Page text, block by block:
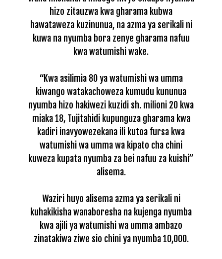
hizo zitauzwa kwa gharama kubwa
hawataweza kuzinunua, na azma ya serikali ni
kuwa na nyumba bora zenye gharama nafuu
kwa watumishi wake.
“Kwa asilimia 80 ya watumishi wa umma
kiwango watakachoweza kumudu kununua
nyumba hizo hakiwezi kuzidi sh. milioni 20 kwa
miaka 18, Tujitahidi kupunguza gharama kwa
kadiri inavyowezekana ili kutoa fursa kwa
watumishi wa umma wa kipato cha chini
kuweza kupata nyumba za bei nafuu za kuishi”
alisema.
Waziri huyo alisema azma ya serikali ni
kuhakikisha wanaboresha na kujenga nyumba
kwa ajili ya watumishi wa umma ambazo
zinatakiwa ziwe sio chini ya nyumba 10,000.